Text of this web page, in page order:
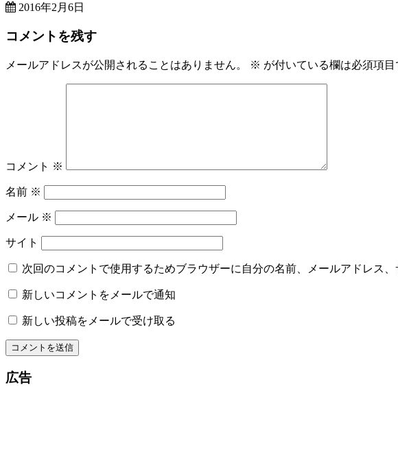
2016年2月6日
コメントを残す
メールアドレスが公開されることはありません。 ※ が付いている欄は必須項目
コメント ※
名前 ※
メール ※
サイト
次回のコメントで使用するためブラウザーに自分の名前、メールアドレス、
新しいコメントをメールで通知
新しい投稿をメールで受け取る
広告